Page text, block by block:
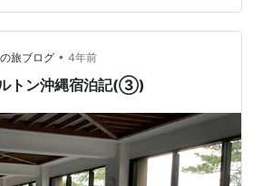
能 ⑥アンバサダーステイタス・・・
ビス等 の6段階あります！ 今回、チ
成しまし…
旅ブログ • 4年前
トン沖縄宿泊記(③)